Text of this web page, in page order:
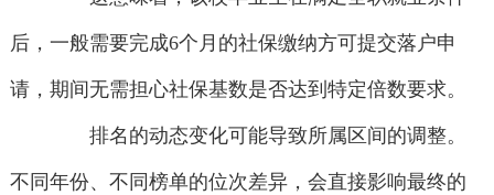
后，一般需要完成6个月的社保缴纳方可提交落户申
请，期间无需担心社保基数是否达到特定倍数要求。
排名的动态变化可能导致所属区间的调整。
不同年份、不同榜单的位次差异，会直接影响最终的